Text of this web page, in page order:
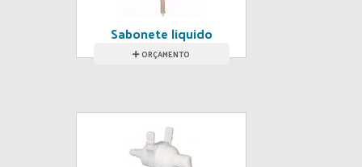
Sabonete liquido
ORÇAMENTO